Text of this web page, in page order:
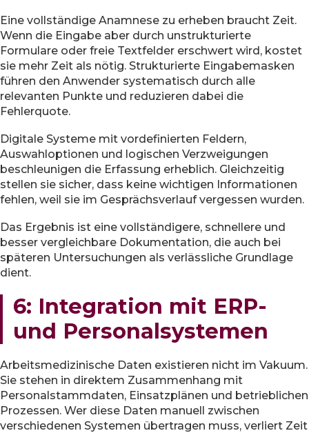
Eine vollständige Anamnese zu erheben braucht Zeit.
Wenn die Eingabe aber durch unstrukturierte
Formulare oder freie Textfelder erschwert wird, kostet
sie mehr Zeit als nötig. Strukturierte Eingabemasken
führen den Anwender systematisch durch alle
relevanten Punkte und reduzieren dabei die
Fehlerquote.
Digitale Systeme mit vordefinierten Feldern,
Auswahloptionen und logischen Verzweigungen
beschleunigen die Erfassung erheblich. Gleichzeitig
stellen sie sicher, dass keine wichtigen Informationen
fehlen, weil sie im Gesprächsverlauf vergessen wurden.
Das Ergebnis ist eine vollständigere, schnellere und
besser vergleichbare Dokumentation, die auch bei
späteren Untersuchungen als verlässliche Grundlage
dient.
6: Integration mit ERP-
und Personalsystemen
Arbeitsmedizinische Daten existieren nicht im Vakuum.
Sie stehen in direktem Zusammenhang mit
Personalstammdaten, Einsatzplänen und betrieblichen
Prozessen. Wer diese Daten manuell zwischen
verschiedenen Systemen übertragen muss, verliert Zeit